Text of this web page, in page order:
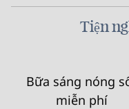
Tiện
Bữa sáng nóng
miễn phí